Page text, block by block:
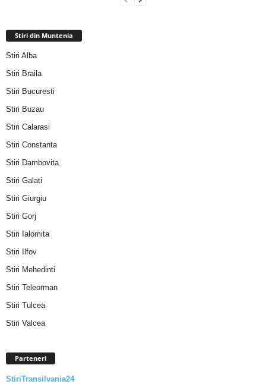
Stiri din Muntenia
Stiri Alba
Stiri Braila
Stiri Bucuresti
Stiri Buzau
Stiri Calarasi
Stiri Constanta
Stiri Dambovita
Stiri Galati
Stiri Giurgiu
Stiri Gorj
Stiri Ialomita
Stiri Ilfov
Stiri Mehedinti
Stiri Teleorman
Stiri Tulcea
Stiri Valcea
Parteneri
StiriTransilvania24